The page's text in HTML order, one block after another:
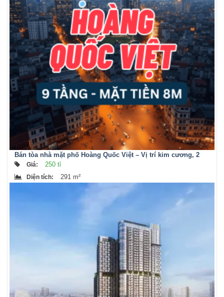
Bán tòa nhà mặt phố Hoàng Quốc Việt – Vị trí kim cương, 2
mặt thoáng, dòng khai thác ổn định
Giá: 250 tỉ
Diện tích: 291 m²